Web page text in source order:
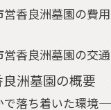
営香良洲墓園の費
営香良洲墓園の交
洲墓園の概要
で落ち着いた環境